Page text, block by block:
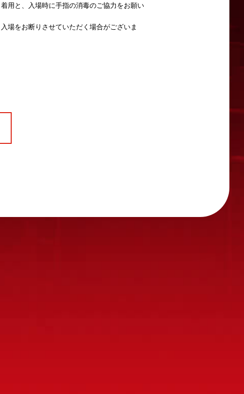
用と、入場時に手指の消毒のご協力をお願い
場をお断りさせていただく場合がございま
ートさせたいと考えております。
おります。